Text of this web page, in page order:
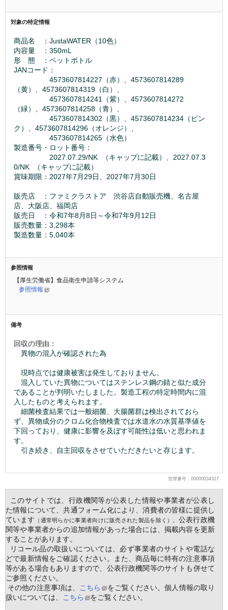
対象の特定情報
商品名　：JustaWATER（10色）
内容量　：350mL
形　態　：ペットボトル
JANコード：
4573607814227（赤）、4573607814289
（黄）、4573607814319（白）、
4573607814241（紫）、4573607814272
（緑）、4573607814258（青）、
4573607814302（黒）、4573607814234（ピン
ク）、4573607814296（オレンジ）、
4573607814265（水色）
製造番号・ロット番号：
2027.07.29/NK  （キャップに記載）、2027.07.3
0/NK  （キャップに記載）
賞味期限：2027年7月29日、2027年7月30日
販売店　：ファミクラストア　渋谷店自動販売機、名古屋
店、大阪店、福岡店
販売日　：令和7年8月8日～令和7年9月12日
販売数量：3,298本
製造数量：5,040本
参照情報
【厚生労働省】食品衛生申請等システム
参照情報
備考
回収の理由：
異物の混入が確認された為
現時点では健康被害は発生しておりません。
混入していた異物についてはステンレス鋼の錆と似た成分
であることが判明いたしました。製造工程の特定時間内に混
入したものと考えられます。
細菌検査結果では一般細菌、大腸菌群は検出されておら
ず、異物成分のクロム化合物検査では水道水の水質基準値を
下回っており、健康に影響を及ぼす可能性は低いと思われま
す。
引き続き、自主回収をさせていただきたいと存じます。
管理番号：00000034327
このサイトでは、行政機関等が公表した情報や事業者が公表し
た情報について、共通フォーム化により、消費者の皆様に提供し
ています
（通常明らかに事業者向けに販売された製品を除く）。 公表行政機
関等や事業者からの追加情報があった場合には、掲載内容を更新
することがあります。
リコール品の取扱いについては、必ず事業者のサイトや電話な
どで最新情報をご確認ください。また、商品毎に特有の注意事項
等がある場合もありますので、公表行政機関等のサイトも併せて
ご参照ください。
その他の注意事項は、
こちら
をご覧ください。個人情報の取り
扱いについては、
こちら をご覧ください。